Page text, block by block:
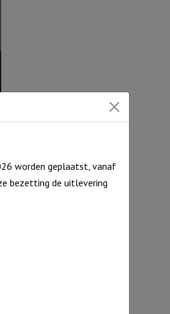
worden geplaatst, vanaf
bezetting de uitlevering